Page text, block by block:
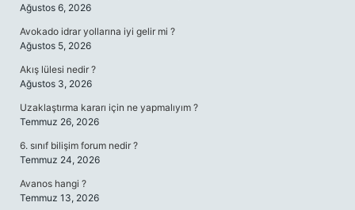
Ağustos 6, 2026
Avokado idrar yollarına iyi gelir mi ?
Ağustos 5, 2026
Akış lülesi nedir ?
Ağustos 3, 2026
Uzaklaştırma kararı için ne yapmalıyım ?
Temmuz 26, 2026
6. sınıf bilişim forum nedir ?
Temmuz 24, 2026
Avanos hangi ?
Temmuz 13, 2026